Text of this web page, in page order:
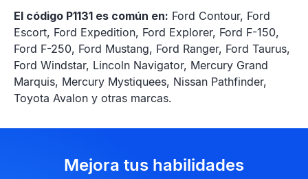
El código P1131 es común en: Ford Contour, Ford
Escort, Ford Expedition, Ford Explorer, Ford F-150,
Ford F-250, Ford Mustang, Ford Ranger, Ford Taurus,
Ford Windstar, Lincoln Navigator, Mercury Grand
Marquis, Mercury Mystique​es, Nissan Pathfinder,
Toyota Avalon y otras marcas.
Mejora tus habilidades